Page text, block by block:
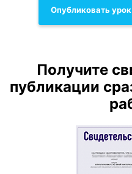
Опубликовать
Получите
публикации